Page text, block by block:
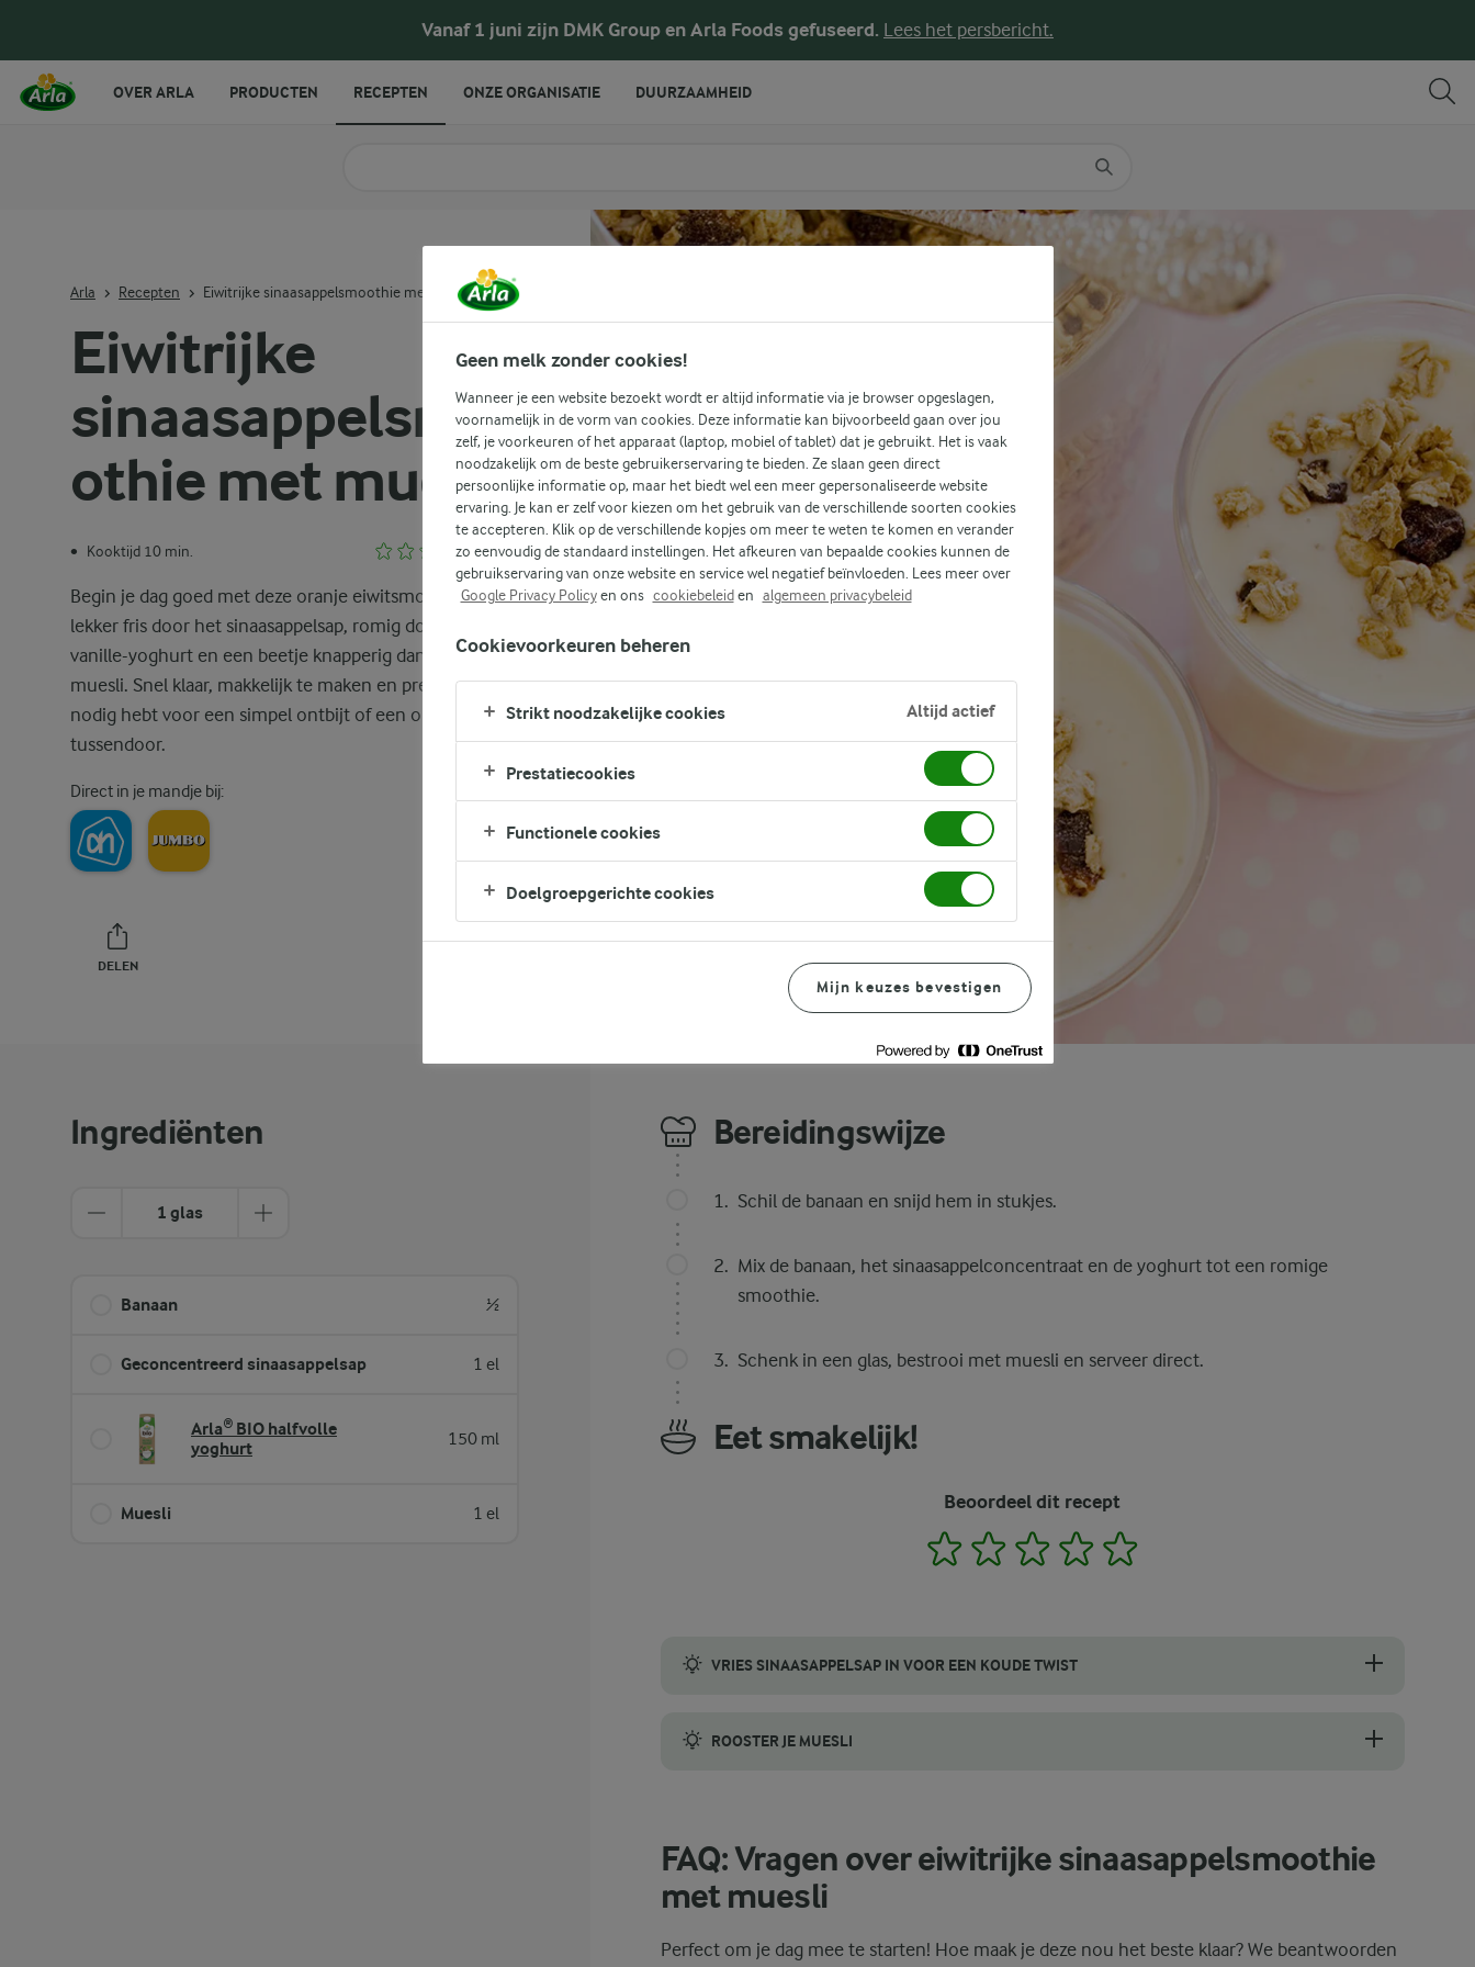
Vanaf 1 juni zijn DMK Group en Arla Foods gefuseerd. Lees het persbericht.
Eiwitrijke
sinaasappelsmo
othie met muesli
• Kooktijd 10 min. (0)
Begin je dag goed met deze oranje eiwitsmoothie. Hij is
lekker fris door het sinaasappelsap, romig door de
vanille-yoghurt en een beetje knapperig dankzij de
muesli. Snel klaar, makkelijk te maken en precies wat je
nodig hebt voor een simpel ontbijt of een oppepper
tussendoor.
Direct in je mandje bij:
DELEN
Arla Recepten Eiwitrijke sinaasappelsmoothie met muesli
Ingrediënten
1 glas
Banaan ½
Geconcentreerd sinaasappelsap 1 el
Arla® BIO halfvolle
yoghurt
150 ml
Muesli 1 el
Bereidingswijze
Schil de banaan en snijd hem in stukjes.
Mix de banaan, het sinaasappelconcentraat en de yoghurt tot een romige
smoothie.
Schenk in een glas, bestrooi met muesli en serveer direct.
Eet smakelijk!
Beoordeel dit recept
1 2 3 4
VRIES SINAASAPPELSAP IN VOOR EEN KOUDE TWIST
ROOSTER JE MUESLI
FAQ: Vragen over eiwitrijke sinaasappelsmoothie
met muesli
Perfect om je dag mee te starten! Hoe maak je deze nou het beste klaar? We beantwoorden
OVER ARLA PRODUCTEN RECEPTEN ONZE ORGANISATIE DUURZAAMHEID
Geen melk zonder cookies!
Wanneer je een website bezoekt wordt er altijd informatie via je browser opgeslagen,
voornamelijk in de vorm van cookies. Deze informatie kan bijvoorbeeld gaan over jou
zelf, je voorkeuren of het apparaat (laptop, mobiel of tablet) dat je gebruikt. Het is vaak
noodzakelijk om de beste gebruikerservaring te bieden. Ze slaan geen direct
persoonlijke informatie op, maar het biedt wel een meer gepersonaliseerde website
ervaring. Je kan er zelf voor kiezen om het gebruik van de verschillende soorten cookies
te accepteren. Klik op de verschillende kopjes om meer te weten te komen en verander
zo eenvoudig de standaard instellingen. Het afkeuren van bepaalde cookies kunnen de
gebruikservaring van onze website en service wel negatief beïnvloeden. Lees meer over
Google Privacy Policyen ons cookiebeleiden algemeen privacybeleid
Cookievoorkeuren beheren
Strikt noodzakelijke cookies Altijd actief
Prestatiecookies
Functionele cookies
Doelgroepgerichte cookies
Mijn keuzes bevestigen